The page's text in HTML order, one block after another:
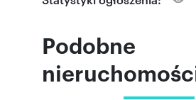
przystanki autobusowe, banki,
dostaniemy się na deptak na
Podobne